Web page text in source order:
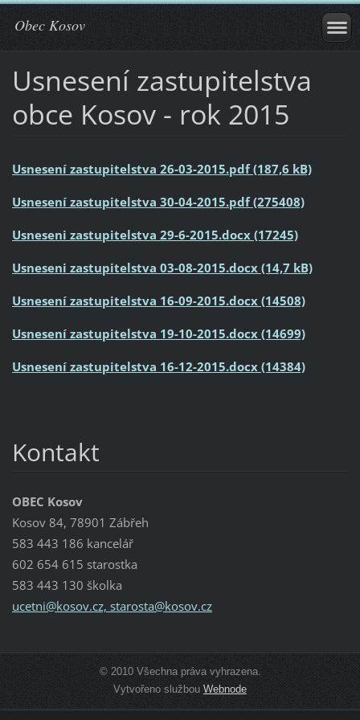
Obec Kosov
Usnesení zastupitelstva
obce Kosov - rok 2015
Usnesení zastupitelstva 26-03-2015.pdf (187,6 kB)
Usnesení zastupitelstva 30-04-2015.pdf (275408)
Usneseni zastupitelstva 29-6-2015.docx (17245)
Usneseni zastupitelstva 03-08-2015.docx (14,7 kB)
Usnesení zastupitelstva 16-09-2015.docx (14508)
Usnesení zastupitelstva 19-10-2015.docx (14699)
Usnesení zastupitelstva 16-12-2015.docx (14384)
Kontakt
OBEC Kosov
Kosov 84, 78901 Zábřeh
583 443 186 kancelář
602 654 615 starostka
583 443 130 školka
ucetni@kosov.cz, starosta@kosov.cz
© 2010 Všechna práva vyhrazena.
Vytvořeno službou Webnode